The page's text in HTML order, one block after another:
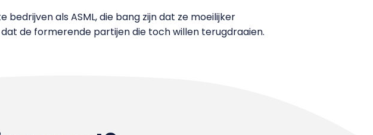
bedrijven als ASML, die bang zijn dat ze moeilijker
de formerende partijen die toch willen terugdraaien.